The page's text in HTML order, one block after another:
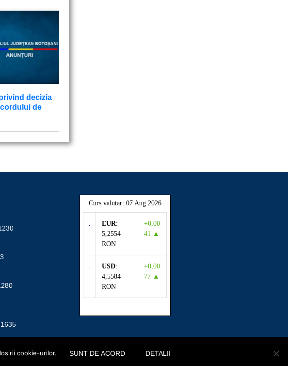
decizia
de
Curs valutar: 07 Aug 2026
EUR:
5,2554
RON
+0,00
41 ▲
USD:
4,5584
RON
+0,00
77 ▲
cookie-urilor. SUNT DE ACORD DETALII